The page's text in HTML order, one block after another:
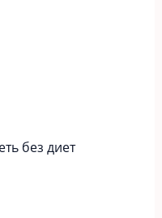
без диет